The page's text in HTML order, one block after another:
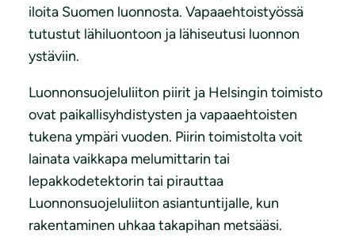
iloita Suomen luonnosta. Vapaaehtoistyössä
tutustut lähiluontoon ja lähiseutusi luonnon
ystäviin.
Luonnonsuojeluliiton piirit ja Helsingin toimisto
ovat paikallisyhdistysten ja vapaaehtoisten
tukena ympäri vuoden. Piirin toimistolta voit
lainata vaikkapa melumittarin tai
lepakkodetektorin tai pirauttaa
Luonnonsuojeluliiton asiantuntijalle, kun
rakentaminen uhkaa takapihan metsääsi.